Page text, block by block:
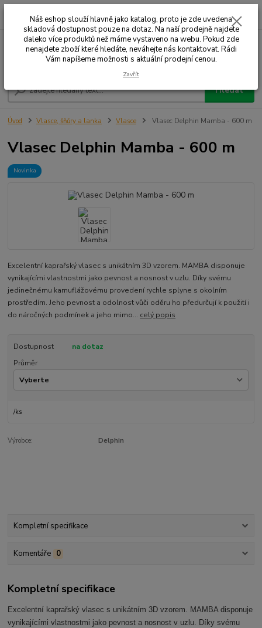
Menu
Hledat
+420 732 707 573 za
Úvod Vlasce, šňůry a lanka Vlasce Vlasec Delphin Mamba - 600 m
Vlasec Delphin Mamba - 600 m
Novinka
Excelentní kaprařský vlasec s unikátním 3D vzorem. MAMBA disponuje
vynikajícími vlastnostmi jako pevnost a nosnost v uzlu. Díky svému
jedinečnému kamuflážovému provedení rychle splyne s okolním
prostředím. Jeho pevnost a odolnost vůči oděru ho předurčují k použití i
do náročných podmínek a jeho mimo... celý popis
Dostupnost
na dotaz
Průměr
/ks
Výrobce: Delphin
Kompletní specifikace
Komentáře 0
Kompletní specifikace
Excelentní kaprařský vlasec s unikátním 3D vzorem. MAMBA disponuje
vynikajícími vlastnostmi jako pevnost a nosnost v uzlu. Díky svému
Náš eshop slouží hlavně jako katalog, proto je zde uvedena
skladová dostupnost pouze na dotaz. Na naší prodejně najdete
daleko více produktů než máme vystaveno na webu. Pokud zde
nenajdete zboží které hledáte, neváhejte nás kontaktovat. Rádi
Vám napíšeme možnosti s aktuální prodejní cenou.
Zavřít